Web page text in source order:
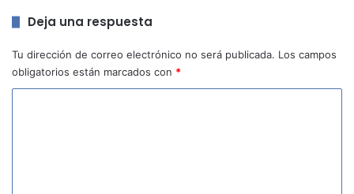
Deja una respuesta
Tu dirección de correo electrónico no será publicada. Los campos
obligatorios están marcados con *